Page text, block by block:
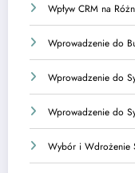
Wpływ CRM na
Wprowadzenie do
Wprowadzenie do
Wprowadzenie do
Wybór i Wdrożenie